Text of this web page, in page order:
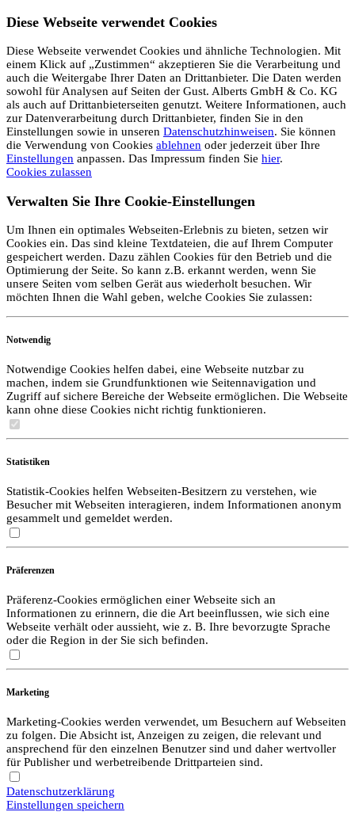
Diese Webseite verwendet Cookies
Diese Webseite verwendet Cookies und ähnliche Technologien. Mit
einem Klick auf „Zustimmen“ akzeptieren Sie die Verarbeitung und
auch die Weitergabe Ihrer Daten an Drittanbieter. Die Daten werden
sowohl für Analysen auf Seiten der Gust. Alberts GmbH & Co. KG
als auch auf Drittanbieterseiten genutzt. Weitere Informationen, auch
zur Datenverarbeitung durch Drittanbieter, finden Sie in den
Einstellungen sowie in unseren Datenschutzhinweisen. Sie können
die Verwendung von Cookies ablehnen oder jederzeit über Ihre
Einstellungen anpassen. Das Impressum finden Sie hier.
Cookies zulassen
Verwalten Sie Ihre Cookie-Einstellungen
Um Ihnen ein optimales Webseiten-Erlebnis zu bieten, setzen wir
Cookies ein. Das sind kleine Textdateien, die auf Ihrem Computer
gespeichert werden. Dazu zählen Cookies für den Betrieb und die
Optimierung der Seite. So kann z.B. erkannt werden, wenn Sie
unsere Seiten vom selben Gerät aus wiederholt besuchen. Wir
möchten Ihnen die Wahl geben, welche Cookies Sie zulassen:
Notwendig
Notwendige Cookies helfen dabei, eine Webseite nutzbar zu
machen, indem sie Grundfunktionen wie Seitennavigation und
Zugriff auf sichere Bereiche der Webseite ermöglichen. Die Webseite
kann ohne diese Cookies nicht richtig funktionieren.
Statistiken
Statistik-Cookies helfen Webseiten-Besitzern zu verstehen, wie
Besucher mit Webseiten interagieren, indem Informationen anonym
gesammelt und gemeldet werden.
Präferenzen
Präferenz-Cookies ermöglichen einer Webseite sich an
Informationen zu erinnern, die die Art beeinflussen, wie sich eine
Webseite verhält oder aussieht, wie z. B. Ihre bevorzugte Sprache
oder die Region in der Sie sich befinden.
Marketing
Marketing-Cookies werden verwendet, um Besuchern auf Webseiten
zu folgen. Die Absicht ist, Anzeigen zu zeigen, die relevant und
ansprechend für den einzelnen Benutzer sind und daher wertvoller
für Publisher und werbetreibende Drittparteien sind.
Datenschutzerklärung
Einstellungen speichern